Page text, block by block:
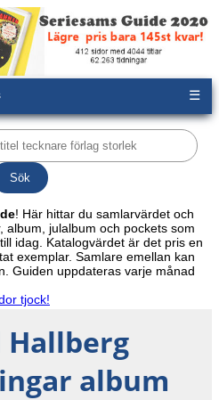
☰
! Här hittar du samlarvärdet och
album, julalbum och pockets som
idag. Katalogvärdet är det pris en
exemplar. Samlare emellan kan
Guiden uppdateras varje månad
tjock!
Hallberg
album